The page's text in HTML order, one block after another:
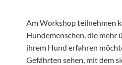
Am Workshop teilnehmen
Hundemenschen, die mehr
ihrem Hund erfahren
Gefährten sehen, mit dem